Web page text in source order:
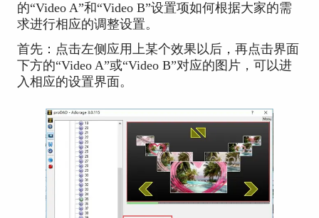
的“Video A”和“Video B”设置项如何根据大家的需
求进行相应的调整设置。
首先：点击左侧应用上某个效果以后，再点击界面
下方的“Video A”或“Video B”对应的图片，可以进
入相应的设置界面。